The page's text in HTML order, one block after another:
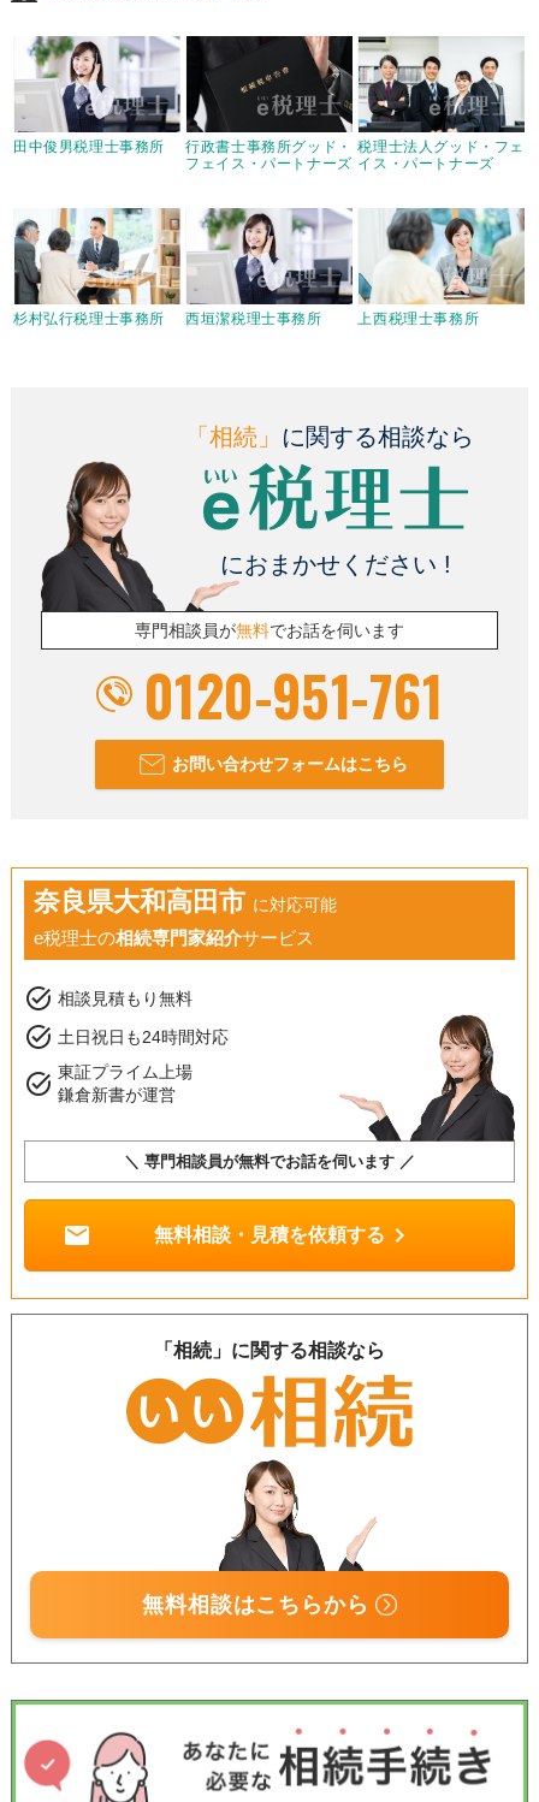
田中俊男税理士事務所
行政書士事務所グッド・
フェイス・パートナーズ
税理士法人グッド・フェ
イス・パートナーズ
杉村弘行税理士事務所 西垣潔税理士事務所 上西税理士事務所
「相続」 に関する相談なら
におまかせください !
専門相談員が無料でお話を伺います
0120-951-761
お問い合わせフォームはこちら
奈良県大和高田市 に対応可能
e税理士の相続専門家紹介サービス
task_alt 相談見積もり無料
task_alt 土日祝日も24時間対応
task_alt 東証プライム上場
鎌倉新書が運営
＼ 専門相談員が無料でお話を伺います ／
mail 無料相談・見積を依頼する chevron_right
「相続」に関する相談なら
無料相談はこちらから